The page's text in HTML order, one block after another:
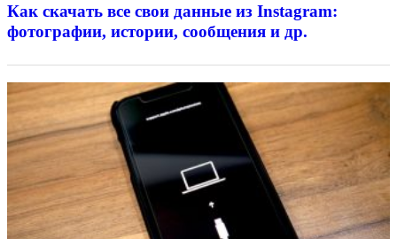
Как скачать все свои данные из Instagram:
фотографии, истории, сообщения и др.